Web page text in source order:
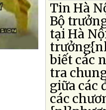
Tin Hà
Bộ
tại Hà
biết các
tra
giữa các
các